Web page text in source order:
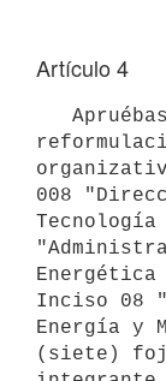
Artículo 4
008
Tecnología
Inciso 08
Energía y
(siete)